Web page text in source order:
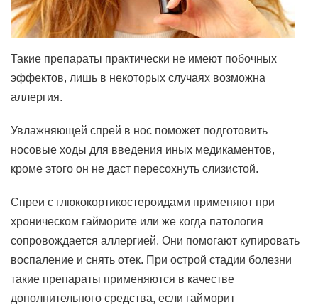
Такие препараты практически не имеют побочных
эффектов, лишь в некоторых случаях возможна
аллергия.
Увлажняющей спрей в нос поможет подготовить
носовые ходы для введения иных медикаментов,
кроме этого он не даст пересохнуть слизистой.
Спреи с глюкокортикостероидами применяют при
хроническом гайморите или же когда патология
сопровождается аллергией. Они помогают купировать
воспаление и снять отек. При острой стадии болезни
такие препараты применяются в качестве
дополнительного средства, если гайморит